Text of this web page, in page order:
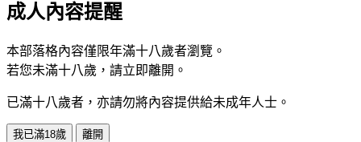
成人內容提醒
本部落格內容僅限年滿十八歲者瀏覽。
若您未滿十八歲，請立即離開。
已滿十八歲者，亦請勿將內容提供給未成年人士。
我已滿18歲 離開